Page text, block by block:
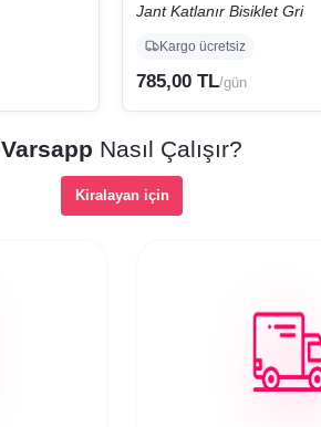
Jant Katlanır Bisiklet Gri
Kargo ücretsiz
785,00 TL/gün
Varsapp Nasıl Çalışır?
Kiralayan için